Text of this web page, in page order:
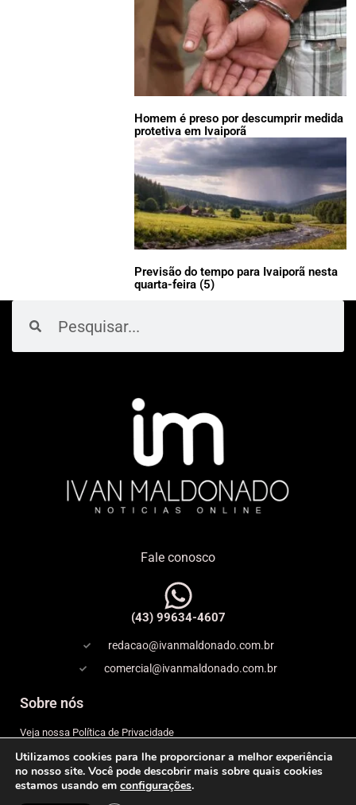
Homem é preso por descumprir medida
protetiva em Ivaiporã
Previsão do tempo para Ivaiporã nesta
quarta-feira (5)
Fale conosco
(43) 99634-4607
redacao@ivanmaldonado.com.br
comercial@ivanmaldonado.com.br
Sobre nós
Veja nossa Política de Privacidade
Copyright
Expediente
Utilizamos cookies para lhe proporcionar a melhor experiência
no nosso site. Você pode descobrir mais sobre quais cookies
estamos usando em configurações.